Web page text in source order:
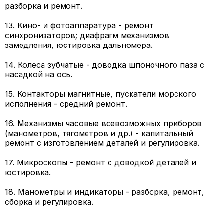
разборка и ремонт.
13. Кино- и фотоаппаратура - ремонт
синхронизаторов; диафрагм механизмов
замедления, юстировка дальномера.
14. Колеса зубчатые - доводка шпоночного паза с
насадкой на ось.
15. Контакторы магнитные, пускатели морского
исполнения - средний ремонт.
16. Механизмы часовые всевозможных приборов
(манометров, тягометров и др.) - капитальный
ремонт с изготовлением деталей и регулировка.
17. Микроскопы - ремонт с доводкой деталей и
юстировка.
18. Манометры и индикаторы - разборка, ремонт,
сборка и регулировка.